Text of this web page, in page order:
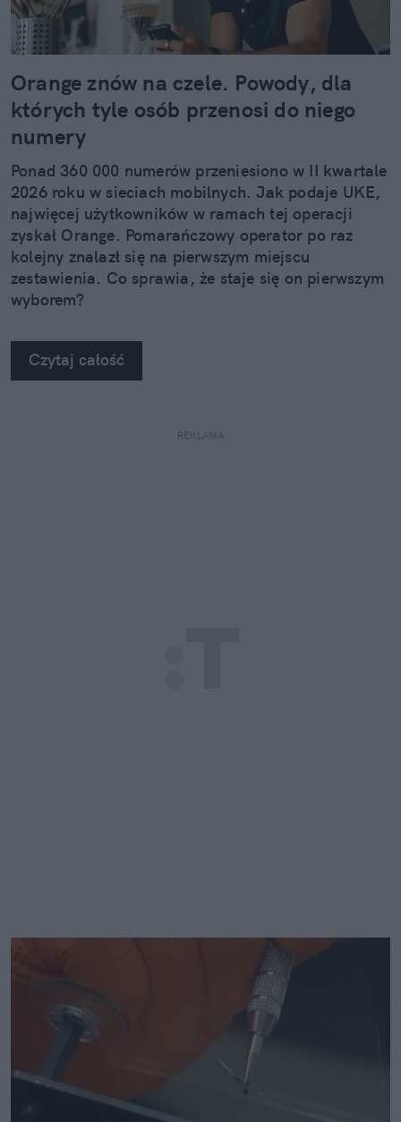
Orange znów na czele. Powody, dla
których tyle osób przenosi do niego
numery
Ponad 360 000 numerów przeniesiono w II kwartale
2026 roku w sieciach mobilnych. Jak podaje UKE,
najwięcej użytkowników w ramach tej operacji
zyskał Orange. Pomarańczowy operator po raz
kolejny znalazł się na pierwszym miejscu
zestawienia. Co sprawia, że staje się on pierwszym
wyborem?
Czytaj całość
REKLAMA